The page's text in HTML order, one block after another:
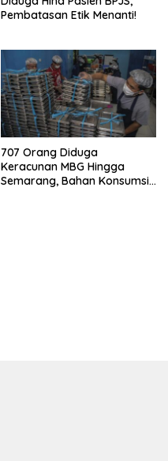
Pembatasan Etik Menanti!
707 Orang Diduga
Keracunan MBG Hingga
Semarang, Bahan Konsumsi